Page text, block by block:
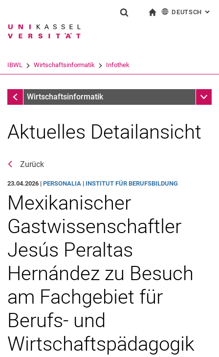
Springe direkt zu: Inhalt
Springe direkt zu: Suche
Springe direkt zu:
Suchbegriff
Suchen (öffnet externen Link in einem
DEUTSCH :
IBWL Wirtschaftsinformatik Infothek
InfothekWirtschaftsinformatik
Aktuelles
Stellenangebote
Externe Stellenanzeigen
Kooperationen
Aktuelles Detailansicht
Zurück
23.04.2026 | PERSONALIA | INSTITUT FÜR BERUFSBILDUNG
Mexikanischer
Gastwissenschaftler
Jesús Peraltas
Hernández zu Besuch
am Fachgebiet für
Berufs- und
Wirtschaftspädagogik